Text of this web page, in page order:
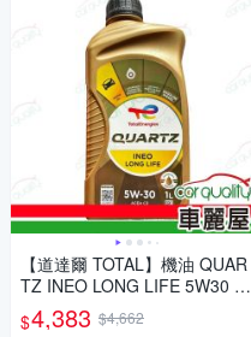
【道達爾 TOTAL】機油 QUAR
TZ INEO LONG LIFE 5W30 1L
整箱12入(車麗屋)
$4,383 $4,662